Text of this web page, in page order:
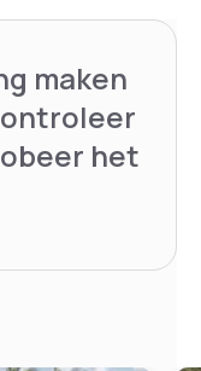
maken
het